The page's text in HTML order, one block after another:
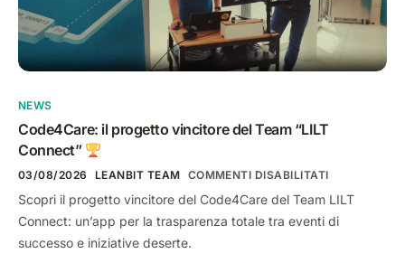
NEWS
Code4Care: il progetto vincitore del Team “LILT
Connect”
03/08/2026 LEANBIT TEAM COMMENTI DISABILITATI
Scopri il progetto vincitore del Code4Care del Team LILT
Connect: un’app per la trasparenza totale tra eventi di
successo e iniziative deserte.